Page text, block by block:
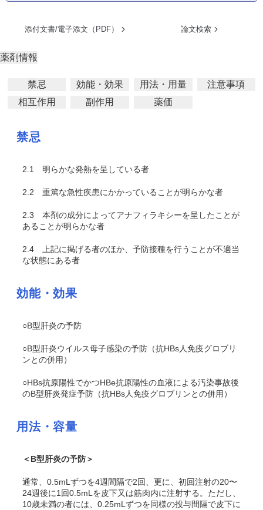
添付文書/電子添文（PDF） 論文検索
薬剤情報
禁忌 効能・効果 用法・用量
注意事項
相互作用
副作用 薬価
禁忌
2.1 明らかな発熱を呈している者
2.2 重篤な急性疾患にかかっていることが明らかな者
2.3 本剤の成分によってアナフィラキシーを呈したことが
あることが明らかな者
2.4 上記に掲げる者のほか、予防接種を行うことが不適当
な状態にある者
効能・効果
○B型肝炎の予防
○B型肝炎ウイルス母子感染の予防（抗HBs人免疫グロブリ
ンとの併用）
○HBs抗原陽性でかつHBe抗原陽性の血液による汚染事故後
のB型肝炎発症予防（抗HBs人免疫グロブリンとの併用）
用法・容量
＜B型肝炎の予防＞
通常、0.5mLずつを4週間隔で2回、更に、初回注射の20〜
24週後に1回0.5mLを皮下又は筋肉内に注射する。ただし、
10歳未満の者には、0.25mLずつを同様の投与間隔で皮下に